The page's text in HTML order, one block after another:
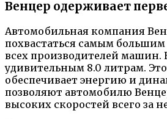
Венцер одерживает
Автомобильная компания
похвастаться самым большим
всех производителей машин.
удивительным 8.0 литрам.
обеспечивает энергию и
позволяют автомобилю
высоких скоростей всего за